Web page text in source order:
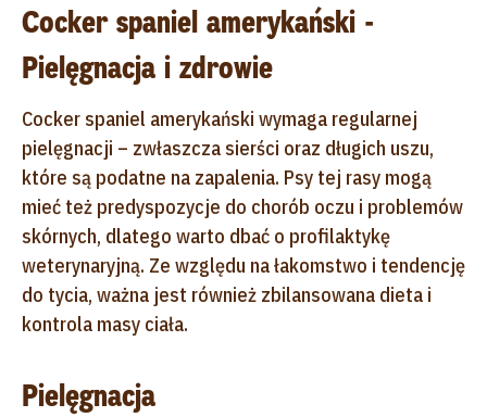
Cocker spaniel amerykański -
Pielęgnacja i zdrowie
Cocker spaniel amerykański wymaga regularnej
pielęgnacji – zwłaszcza sierści oraz długich uszu,
które są podatne na zapalenia. Psy tej rasy mogą
mieć też predyspozycje do chorób oczu i problemów
skórnych, dlatego warto dbać o profilaktykę
weterynaryjną. Ze względu na łakomstwo i tendencję
do tycia, ważna jest również zbilansowana dieta i
kontrola masy ciała.
Pielęgnacja